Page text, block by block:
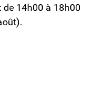
14h00 à 18h00